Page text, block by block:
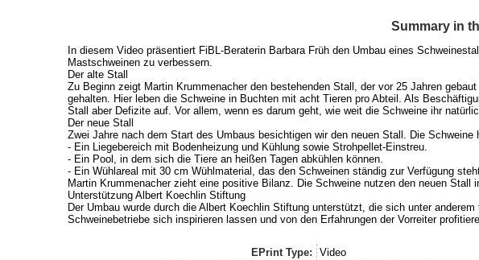
Summary in
In diesem Video präsentiert FiBL-Beraterin Barbara Früh den Umbau eines
Mastschweinen zu verbessern.
Der alte Stall
Zu Beginn zeigt Martin Krummenacher den bestehenden Stall, der vor 25 Jahren
gehalten. Hier leben die Schweine in Buchten mit acht Tieren pro Abteil. Als
Stall aber Defizite auf. Vor allem, wenn es darum geht, wie weit die Schweine ihr
Der neue Stall
Zwei Jahre nach dem Start des Umbaus besichtigen wir den neuen Stall. Die
- Ein Liegebereich mit Bodenheizung und Kühlung sowie Strohpellet-Einstreu.
- Ein Pool, in dem sich die Tiere an heißen Tagen abkühlen können.
- Ein Wühlareal mit 30 cm Wühlmaterial, das den Schweinen ständig zur Verfügung
Martin Krummenacher zieht eine positive Bilanz. Die Schweine nutzen den neuen Stall
Unterstützung Albert Koechlin Stiftung
Der Umbau wurde durch die Albert Koechlin Stiftung unterstützt, die sich unter
Schweinebetriebe sich inspirieren lassen und von den Erfahrungen der Vorreiter
EPrint Type:
Video